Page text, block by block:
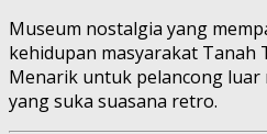
Museum nostalgia yang
kehidupan masyarakat Tanah
Menarik untuk pelancong luar
yang suka suasana retro.